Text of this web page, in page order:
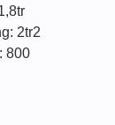
2tr2
800